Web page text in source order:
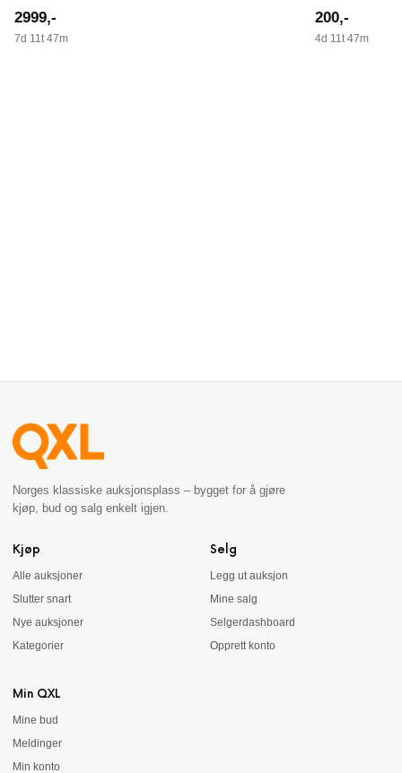
2999,-
7d 11t 47m
200,-
4d 11t 47m
Norges klassiske auksjonsplass – bygget for å gjøre
kjøp, bud og salg enkelt igjen.
Kjøp
Alle auksjoner
Slutter snart
Nye auksjoner
Kategorier
Selg
Legg ut auksjon
Mine salg
Selgerdashboard
Opprett konto
Min QXL
Mine bud
Meldinger
Min konto